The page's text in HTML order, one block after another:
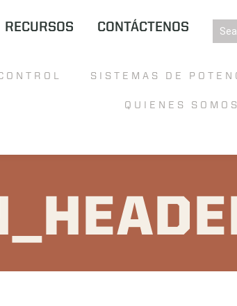
RECURSOS CONTÁCTENOS
SISTEMAS DE
QUIENES SOMOS